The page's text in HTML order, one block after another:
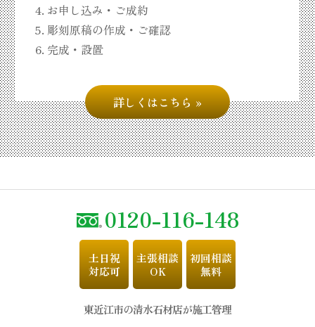
お申し込み・ご成約
彫刻原稿の作成・ご確認
完成・設置
詳しくはこちら
0120-116-148
土日祝
対応可
主張相談
OK
初回相談
無料
東近江市の清水石材店が施工管理